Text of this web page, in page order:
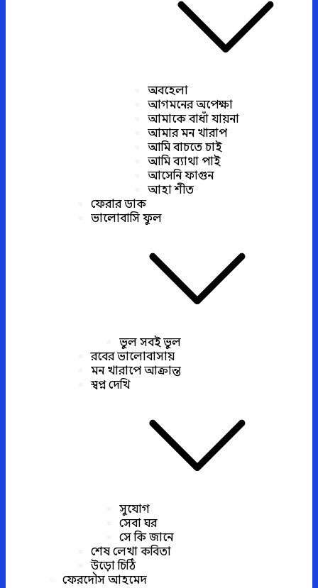
অবহেলা
আগমনের অপেক্ষা
আমাকে বাধাঁ যায়না
আমার মন খারাপ
আমি বাচতে চাই
আমি ব্যাথা পাই
আসেনি ফাগুন
আহা শীত
ফেরার ডাক
ভালোবাসি ফুল
ভুল সবই ভুল
রবের ভালোবাসায়
মন খারাপে আক্রান্ত
স্বপ্ন দেখি
সুযোগ
সেবা ঘর
সে কি জানে
শেষ লেখা কবিতা
উড়ো চিঠি
ফেরদৌস আহমেদ